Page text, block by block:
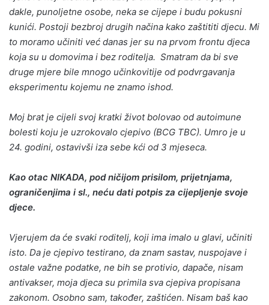
dakle, punoljetne osobe, neka se cijepe i budu pokusni
kunići. Postoji bezbroj drugih načina kako zaštititi djecu. Mi
to moramo učiniti već danas jer su na prvom frontu djeca
koja su u domovima i bez roditelja. Smatram da bi sve
druge mjere bile mnogo učinkovitije od podvrgavanja
eksperimentu kojemu ne znamo ishod.
Moj brat je cijeli svoj kratki život bolovao od autoimune
bolesti koju je uzrokovalo cjepivo (BCG TBC). Umro je u
24. godini, ostavivši iza sebe kći od 3 mjeseca.
Kao otac NIKADA, pod ničijom prisilom, prijetnjama,
ograničenjima i sl., neću dati potpis za cijepljenje svoje
djece.
Vjerujem da će svaki roditelj, koji ima imalo u glavi, učiniti
isto. Da je cjepivo testirano, da znam sastav, nuspojave i
ostale važne podatke, ne bih se protivio, dapače, nisam
antivakser, moja djeca su primila sva cjepiva propisana
zakonom. Osobno sam, također, zaštićen. Nisam baš kao